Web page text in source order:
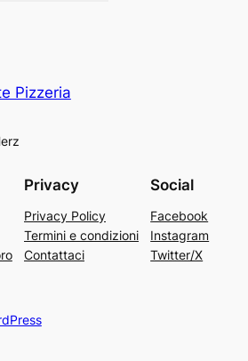
Pizzeria
Privacy
Privacy Policy
Termini e condizioni
Contattaci
Social
Facebook
Instagram
Twitter/X